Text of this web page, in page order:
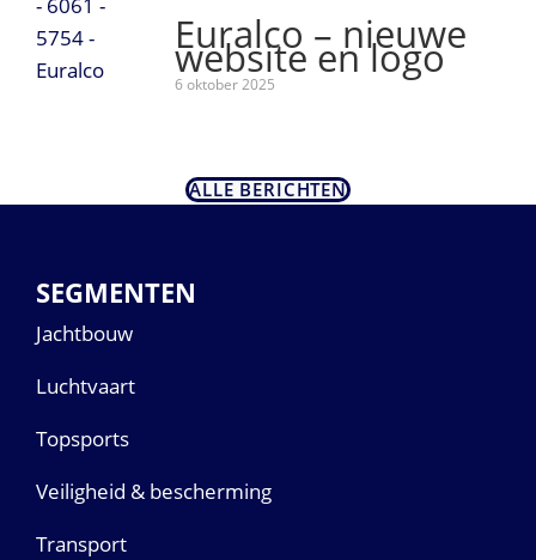
Euralco – nieuwe
website en logo
6 oktober 2025
ALLE BERICHTEN
SEGMENTEN
Jachtbouw
Luchtvaart
Topsports
Veiligheid & bescherming
Transport